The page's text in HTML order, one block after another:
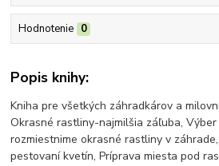
Hodnotenie 0
Popis knihy:
Kniha pre všetkých záhradkárov a
Okrasné rastliny-najmilšia záľuba, Výber
rozmiestnime okrasné rastliny v
pestovaní kvetín, Príprava miesta pod